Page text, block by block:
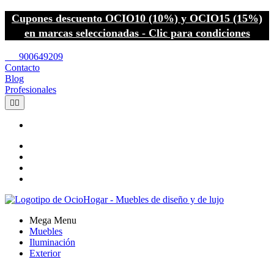
Cupones descuento OCIO10 (10%) y OCIO15 (15%)
en marcas seleccionadas - Clic para condiciones
900649209
Contacto
Blog
Profesionales
 
Mega Menu
Muebles
Iluminación
Exterior